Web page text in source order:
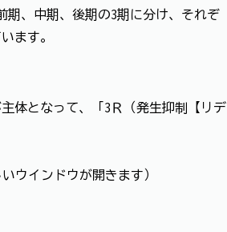
期、中期、後期の3期に分け、それぞ
ます。
体となって、「3Ｒ（発生抑制【リデ
いウインドウが開きます）